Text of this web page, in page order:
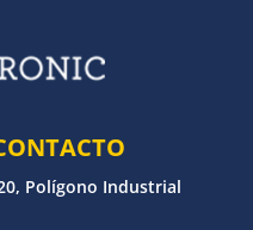
Polígono Industrial